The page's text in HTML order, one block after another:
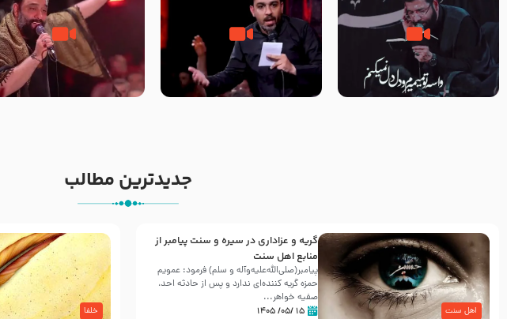
مصداق کربلا – حاج حسین سیب
شور ، حسینا! به‌ حق زهرا «أُنْظُرْ
إِلَینا» – عزاداری شب هفتم ماه
جانا جانا ابی عبدالله – کربلایی
جواد مقدم – شب هشتم محرم
جدیدترین مطالب
اهل سنت
گریه و عزاداری در سیره و سنت پیامبر از
منابع اهل سنت
پیامبر(صلی‌الله‌علیه‌وآله و سلم) فرمود: عمویم
حمزه گریه کننده‌ای ندارد و پس از حادثه احد،
صفیه خواهر...
۱۵ /۰۵/ ۱۴۰۵ خلفا